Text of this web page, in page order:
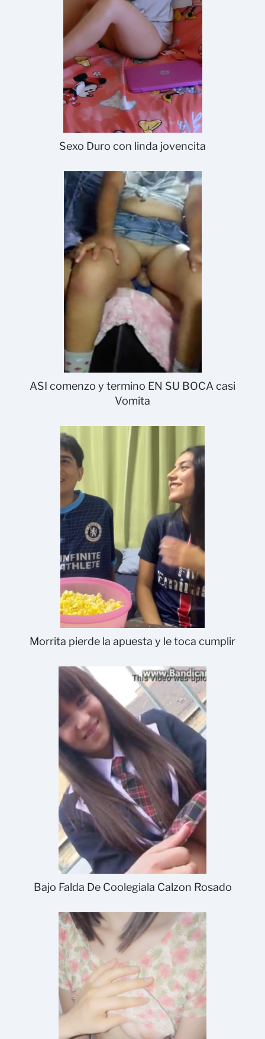
Sexo Duro con linda jovencita
ASI comenzo y termino EN SU BOCA casi
Vomita
Morrita pierde la apuesta y le toca cumplir
Bajo Falda De Coolegiala Calzon Rosado